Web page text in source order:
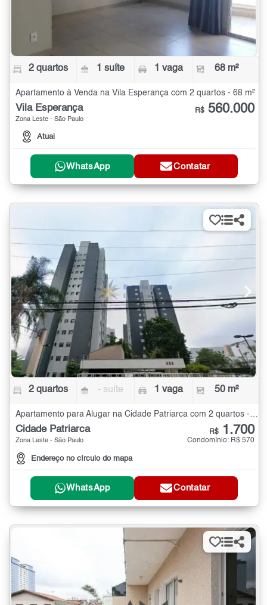
2 quartos 1 suíte 1 vaga 68 m²
Apartamento à Venda na Vila Esperança com 2 quartos - 68 m²
Vila Esperança
Zona Leste - São Paulo
Atuai
R$ 560.000
WhatsApp Contatar
2 quartos - suíte 1 vaga 50 m²
Apartamento para Alugar na Cidade Patriarca com 2 quartos - 50 m²
Cidade Patriarca
Zona Leste - São Paulo
Endereço no círculo do mapa
R$ 1.700
Condomínio: R$ 570
WhatsApp Contatar